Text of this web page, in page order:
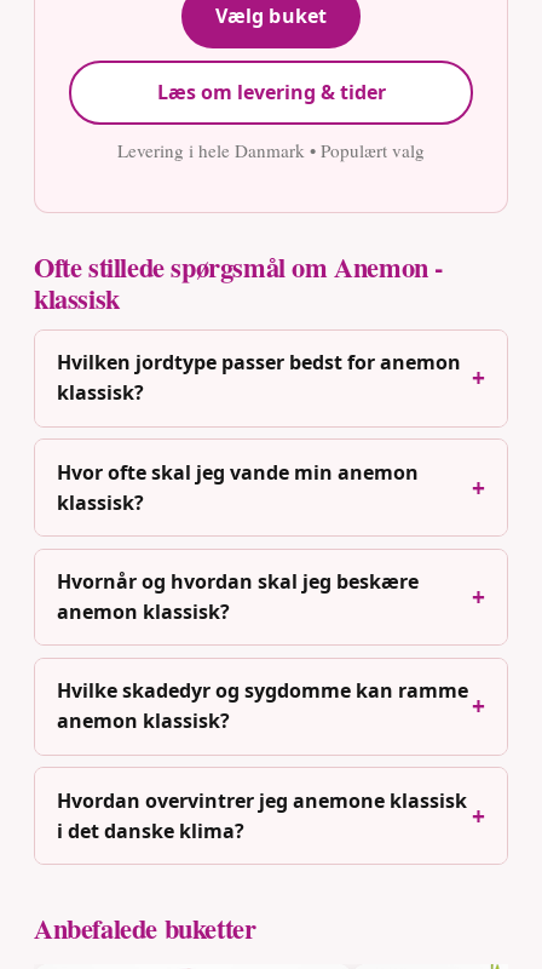
Vælg buket
Læs om levering & tider
Levering i hele Danmark • Populært valg
Ofte stillede spørgsmål om Anemon -
klassisk
Hvilken jordtype passer bedst for anemon
klassisk?
Hvor ofte skal jeg vande min anemon
klassisk?
Hvornår og hvordan skal jeg beskære
anemon klassisk?
Hvilke skadedyr og sygdomme kan ramme
anemon klassisk?
Hvordan overvintrer jeg anemone klassisk
i det danske klima?
Anbefalede buketter